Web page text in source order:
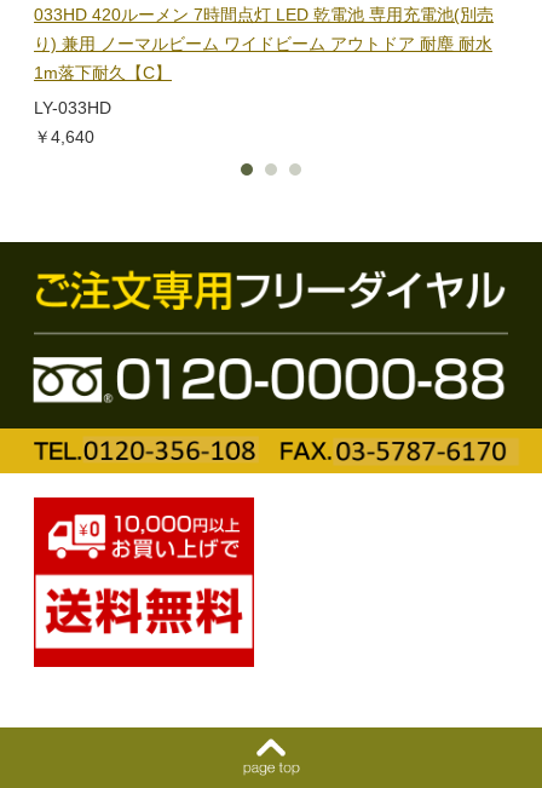
033HD 420ルーメン 7時間点灯 LED 乾電池 専用充電池(別売
り) 兼用 ノーマルビーム ワイドビーム アウトドア 耐塵 耐水
1m落下耐久【C】
LY-033HD
￥4,640